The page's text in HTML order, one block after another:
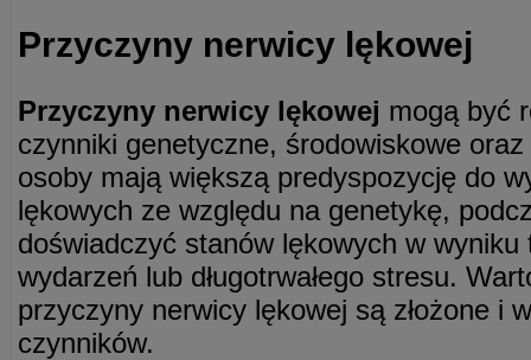
Przyczyny nerwicy lękowej
Przyczyny nerwicy lękowej mogą być
czynniki genetyczne, środowiskowe
osoby mają większą predyspozycję do
lękowych ze względu na genetykę,
doświadczyć stanów lękowych w wyniku
wydarzeń lub długotrwałego stresu.
przyczyny nerwicy lękowej są złożone i
czynników.